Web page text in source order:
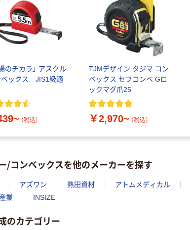
のチカラ」 アスクル
ベックス JIS1級適
（税込）
TJMデザイン タジマ コン
ベックス セフコンベ Gロ
ックマグ爪25
￥2,970~ （税込）
ドへ
/コンベックスを他のメーカーを探す
アズワン 熱田資材 アトムメディカル
業
INSIZE
のカテゴリー